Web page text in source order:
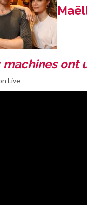
machines ont
Live